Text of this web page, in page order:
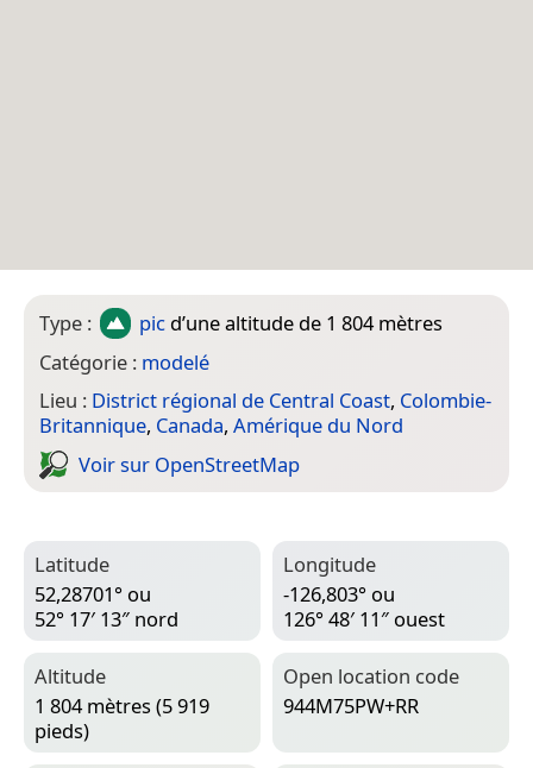
Type : pic d’une altitude de 1 804 mètres
Catégorie : modelé
Lieu : District régional de Central Coast, Colombie-
Britannique, Canada, Amérique du Nord
Voir sur Open­Street­Map
Latitude
52,28701° ou
52° 17′ 13″ nord
Longitude
-126,803° ou
126° 48′ 11″ ouest
Altitude
1 804 mètres (5 919
pieds)
Open location code
944M75PW+RR